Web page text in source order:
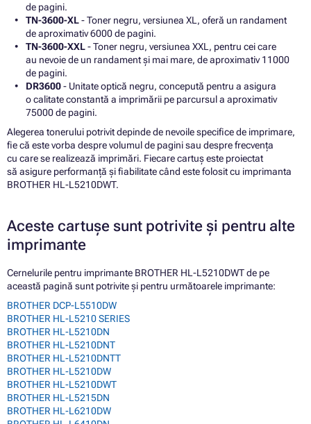
de pagini.
TN-3600-XL- Toner negru, versiunea XL, oferă un randament
de aproximativ 6000 de pagini.
TN-3600-XXL- Toner negru, versiunea XXL, pentru cei care
au nevoie de un randament și mai mare, de aproximativ 11000
de pagini.
DR3600- Unitate optică negru, concepută pentru a asigura
o calitate constantă a imprimării pe parcursul a aproximativ
75000 de pagini.
Alegerea tonerului potrivit depinde de nevoile specifice de imprimare,
fie că este vorba despre volumul de pagini sau despre frecvența
cu care se realizează imprimări. Fiecare cartuș este proiectat
să asigure performanță și fiabilitate când este folosit cu imprimanta
BROTHER HL-L5210DWT.
Aceste cartușe sunt potrivite și pentru alte
imprimante
Cernelurile pentru imprimante BROTHER HL-L5210DWT de pe
această pagină sunt potrivite și pentru următoarele imprimante:
BROTHER DCP-L5510DW
BROTHER HL-L5210 SERIES
BROTHER HL-L5210DN
BROTHER HL-L5210DNT
BROTHER HL-L5210DNTT
BROTHER HL-L5210DW
BROTHER HL-L5210DWT
BROTHER HL-L5215DN
BROTHER HL-L6210DW